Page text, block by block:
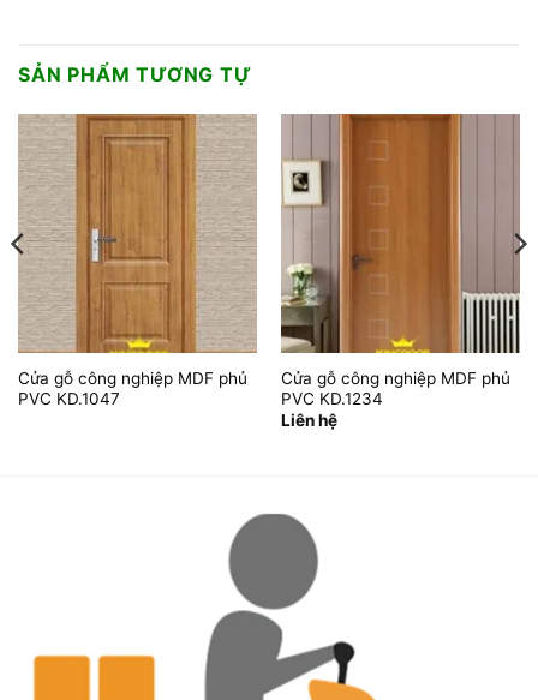
SẢN PHẨM TƯƠNG TỰ
Cửa gỗ công nghiệp MDF phủ
PVC KD.1047
Cửa gỗ công nghiệp MDF phủ
PVC KD.1234
Liên hệ